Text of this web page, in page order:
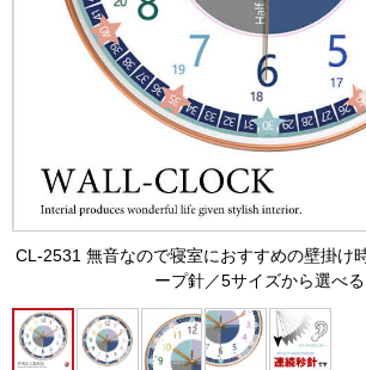
CL-2531 無音なので寝室におすすめの壁掛け
ープ針／5サイズから選べる